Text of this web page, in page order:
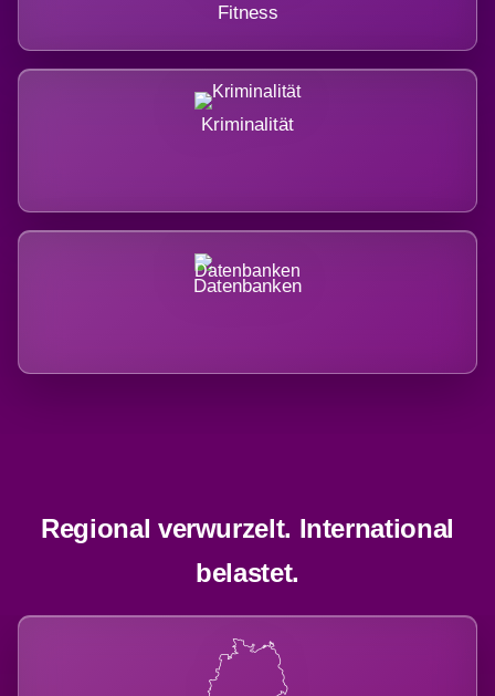
Fitness
Kriminalität
Datenbanken
Regional verwurzelt. International
belastet.